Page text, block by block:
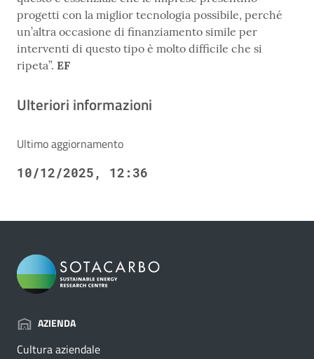
progetti con la miglior tecnologia possibile, perché
un’altra occasione di finanziamento simile per
interventi di questo tipo è molto difficile che si
ripeta”. EF
Ulteriori informazioni
Ultimo aggiornamento
10/12/2025, 12:36
AZIENDA
Cultura aziendale